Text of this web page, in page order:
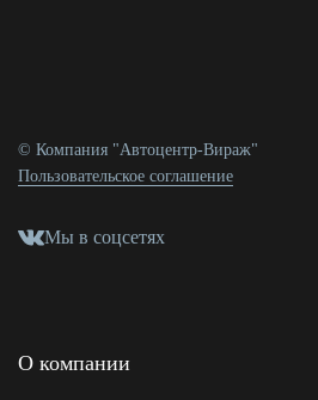
© Компания "Автоцентр-Вираж"
Пользовательское соглашение
Мы в соцсетях
О компании